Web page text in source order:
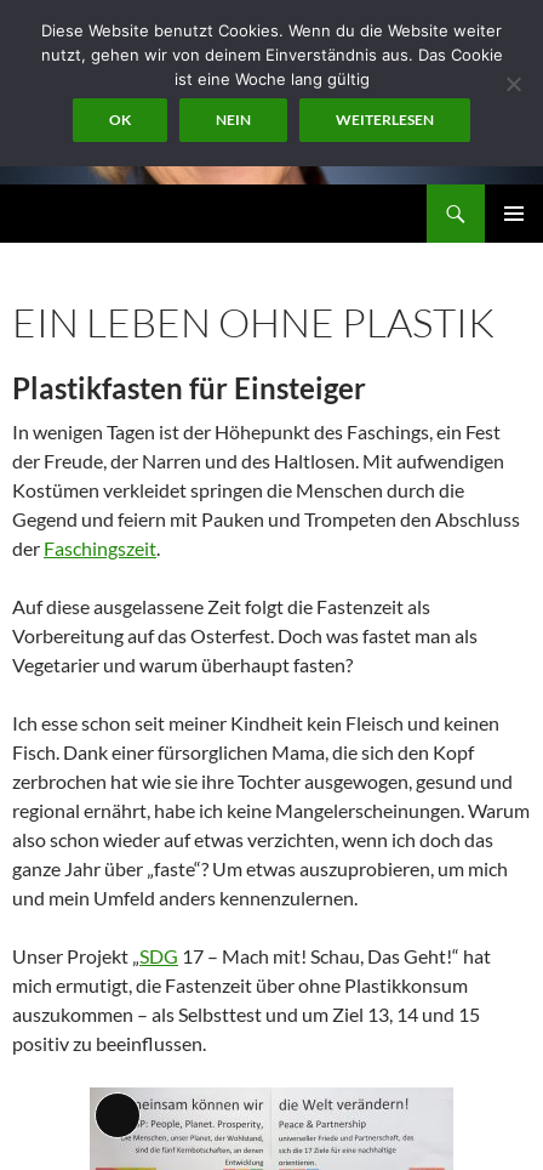
Inhalt
EIN LEBEN OHNE PLASTIK
Plastikfasten für Einsteiger
In wenigen Tagen ist der Höhepunkt des Faschings, ein Fest
der Freude, der Narren und des Haltlosen. Mit aufwendigen
Kostümen verkleidet springen die Menschen durch die
Gegend und feiern mit Pauken und Trompeten den Abschluss
der Faschingszeit
Auf diese ausgelassene Zeit folgt die Fastenzeit als
Vorbereitung auf das Osterfest. Doch was fastet man als
Vegetarier und warum überhaupt fasten?
Ich esse schon seit meiner Kindheit kein Fleisch und keinen
Fisch. Dank einer fürsorglichen Mama, die sich den Kopf
zerbrochen hat wie sie ihre Tochter ausgewogen, gesund und
regional ernährt, habe ich keine Mangelerscheinungen. Warum
also schon wieder auf etwas verzichten, wenn ich doch das
ganze Jahr über „faste“? Um etwas auszuprobieren, um mich
und mein Umfeld anders kennenzulernen.
Unser Projekt „ SDG 17 – Mach mit! Schau, Das Geht!“ hat
mich ermutigt, die Fastenzeit über ohne Plastikkonsum
auszukommen – als Selbsttest und um Ziel 13, 14 und 15
positiv zu beeinflussen.
Lange
Beschreibung
Diese Website benutzt Cookies. Wenn du die Website weiter
nutzt, gehen wir von deinem Einverständnis aus. Das Cookie
ist eine Woche lang gültig
OK NEIN WEITERLESEN